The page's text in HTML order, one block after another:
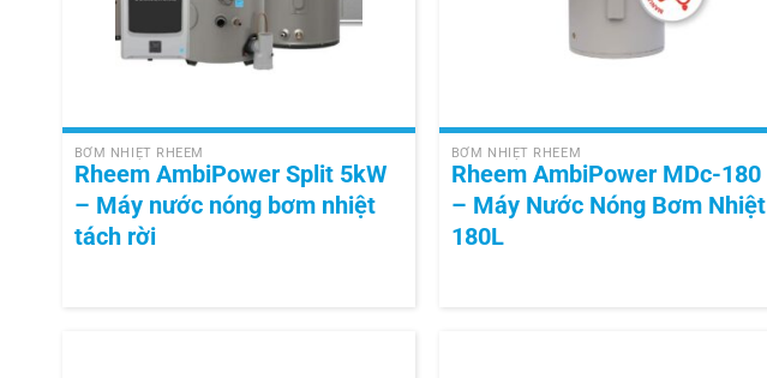
BƠM NHIỆT RHEEM
Rheem AmbiPower Split 5kW
– Máy nước nóng bơm nhiệt
tách rời
BƠM NHIỆT RHEEM
Rheem AmbiPower MDc-180
– Máy Nước Nóng Bơm Nhiệt
180L